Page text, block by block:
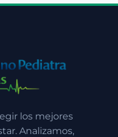
los mejores
Analizamos,